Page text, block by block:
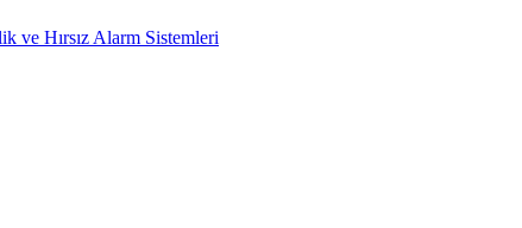
ve Hırsız Alarm Sistemleri